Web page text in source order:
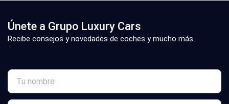
Únete a Grupo Luxury Cars
Recibe consejos y novedades de coches y mucho más.